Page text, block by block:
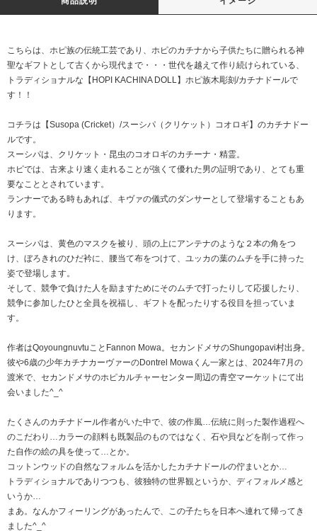
こちらは、ホピ族の伝統工芸であり、ホピのカチナから子供たちに贈られる神
聖なギフトとして古くから現代まで・・・世代を越えて作り続けられている、
トラディショナルな【HOPI KACHINA DOLL】ホピ族木彫刻/カチナドールで
す！！
コチラは【Susopa (Cricket）/スーシパ（クリケット）コオロギ】のカチナドー
ルです。
スーシパは、クリケット・昆虫のコオロギのカチーナ・精霊。
ホピでは、古来より速く走れることが強くて優れた男の証明であり、とても重
要なこととされています。
ランナーである時もあれば、キヴァの儀式のダンサーとして登場することもあ
ります。
スーシパは、黄色のマスクを被り、頭の上にアンテナのような２本の角をつ
け、ぼろきれのひだ衿に、腰当て布をつけて、ユッカの葉のムチを手に持った
姿で登場します。
そして、競争で負けた人を励ますためにそのムチで打ったりして応援したり、
競争に参加したひと全員を祝福し、ギフトを配ったりする役目を担っていま
す。
作者はQoyoungnuvtuことFannon Mowa。セカンドメサのShungopavi村出身。
彼や6歳の少年カチナカーヴァーのDontrel Mowaくん一家とは、2024年7月の
渡米で、セカンドメサのホピカルチャーセンター周辺の青空マーケットにて出
会いました^_^
たくさんのカチナドール作者がいた中で、彼の作風…伝統に則った製作過程へ
のこだわり…カラーの顔料も既製品のものではなく、石や貝などを削って作っ
た自作の絵の具を使って…とか。
コットンウッドの自然なフォルムを活かしたカチナドールの佇まいとか…
トラディショナルでありつつも、彼独特の世界観というか、ディフォルメ感と
いうか…
まあ。なんかフィーリングがあったんで、この子たちを日本へ連れて帰ってき
ました^_^